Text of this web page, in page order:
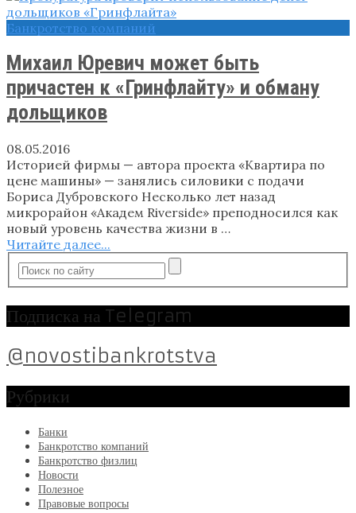
Банкротство компаний
Михаил Юревич может быть
причастен к «Гринфлайту» и обману
дольщиков
08.05.2016
Историей фирмы — автора проекта «Квартира по
цене машины» — занялись силовики с подачи
Бориса Дубровского Несколько лет назад
микрорайон «Академ Riverside» преподносился как
новый уровень качества жизни в …
Читайте далее...
Подписка на Telegram
@novostibankrotstva
Рубрики
Банки
Банкротство компаний
Банкротство физлиц
Новости
Полезное
Правовые вопросы